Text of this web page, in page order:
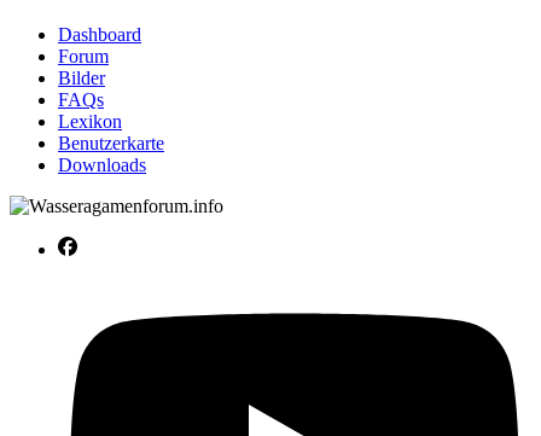
Dashboard
Forum
Bilder
FAQs
Lexikon
Benutzerkarte
Downloads